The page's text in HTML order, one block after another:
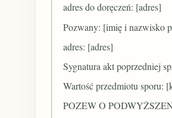
adres do doręczeń: [adres]
Pozwany: [imię i nazwisko
adres: [adres]
Sygnatura akt poprzedniej
Wartość przedmiotu sporu:
POZEW O